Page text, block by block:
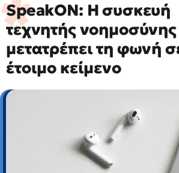
SpeakON: Η συσκευή
τεχνητής
μετατρέπει τη φωνή
έτοιμο κείμενο